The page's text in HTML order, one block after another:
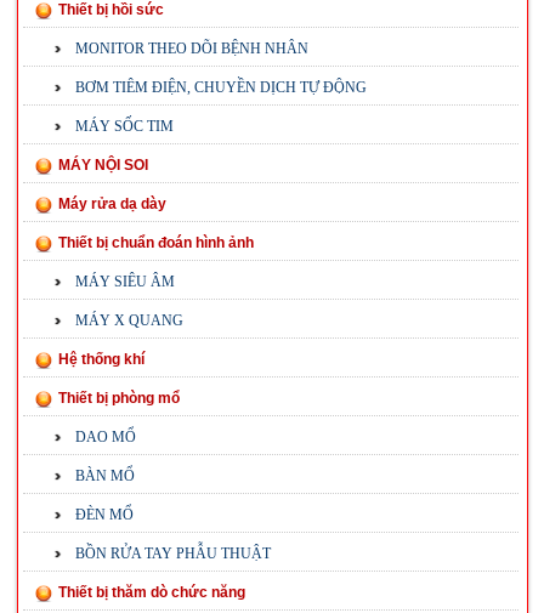
Thiết bị hồi sức
MONITOR THEO DÕI BỆNH NHÂN
BƠM TIÊM ĐIỆN, CHUYỀN DỊCH TỰ ĐỘNG
MÁY SỐC TIM
MÁY NỘI SOI
Máy rửa dạ dày
Thiết bị chuẩn đoán hình ảnh
MÁY SIÊU ÂM
MÁY X QUANG
Hệ thống khí
Thiết bị phòng mổ
DAO MỔ
BÀN MỔ
ĐÈN MỔ
BỒN RỬA TAY PHẪU THUẬT
Thiết bị thăm dò chức năng